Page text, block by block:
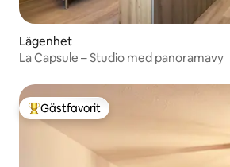
Lägenhet
La Capsule – Studio med panoramavy
Populär gästfavorit
Gästfavorit